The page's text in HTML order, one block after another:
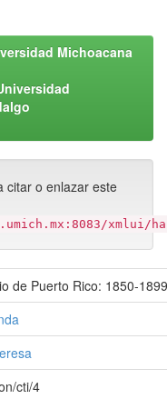
Michoacana
citar o enlazar este
xmlui/
de Puerto Rico: 1850-1899
cti/4